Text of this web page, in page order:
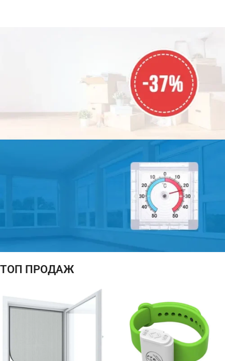
На все товары!
ПОДАРОК!
При покупке
3-х и более
ТОП ПРОДАЖ